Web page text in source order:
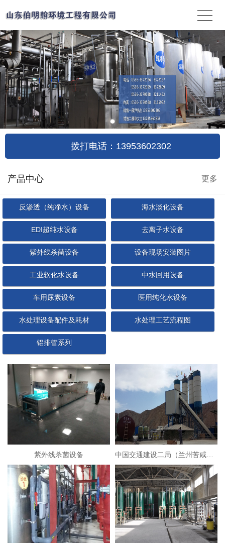
拨打电话：13953602302
产品中心 更多
反渗透（纯净水）设备 海水淡化设备
EDI超纯水设备 去离子水设备
紫外线杀菌设备 设备现场安装图片
工业软化水设备 中水回用设备
车用尿素设备 医用纯化水设备
水处理设备配件及耗材 水处理工艺流程图
铝排管系列
紫外线杀菌设备